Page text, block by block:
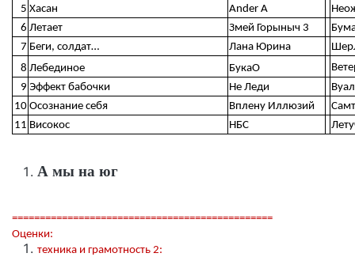
5 Хасан Ander A
6 Летает Змей Горыныч 3
7 Беги, солдат… Лана Юрина
8 Лебединое БукаО
9 Эффект бабочки Не Леди
10 Осознание себя Вплену Иллюзий
11 Високос НБС
А мы на юг
===============================================
Оценки:
техника и грамотность 2: